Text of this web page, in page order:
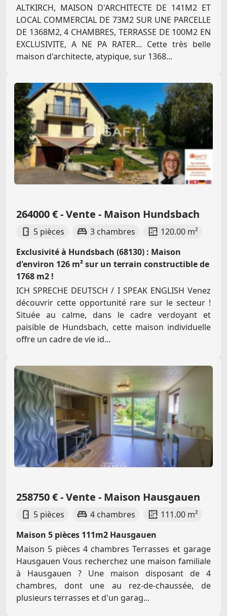
ALTKIRCH, MAISON D'ARCHITECTE DE 141M2 ET
LOCAL COMMERCIAL DE 73M2 SUR UNE PARCELLE
DE 1368M2, 4 CHAMBRES, TERRASSE DE 100M2 EN
EXCLUSIVITE, A NE PA RATER... Cette très belle
maison d'architecte, atypique, sur 1368...
264000 € - Vente - Maison Hundsbach
5 pièces 3 chambres
120.00 m²
Exclusivité à Hundsbach (68130) : Maison
d'environ 126 m² sur un terrain constructible de
1768 m2 !
ICH SPRECHE DEUTSCH / I SPEAK ENGLISH Venez
découvrir cette opportunité rare sur le secteur !
Située au calme, dans le cadre verdoyant et
paisible de Hundsbach, cette maison individuelle
offre un cadre de vie id...
258750 € - Vente - Maison Hausgauen
5 pièces 4 chambres
111.00 m²
Maison 5 pièces 111m2 Hausgauen
Maison 5 pièces 4 chambres Terrasses et garage
Hausgauen Vous recherchez une maison familiale
à Hausgauen ? Une maison disposant de 4
chambres, dont une au rez-de-chaussée, de
plusieurs terrasses et d'un garag...